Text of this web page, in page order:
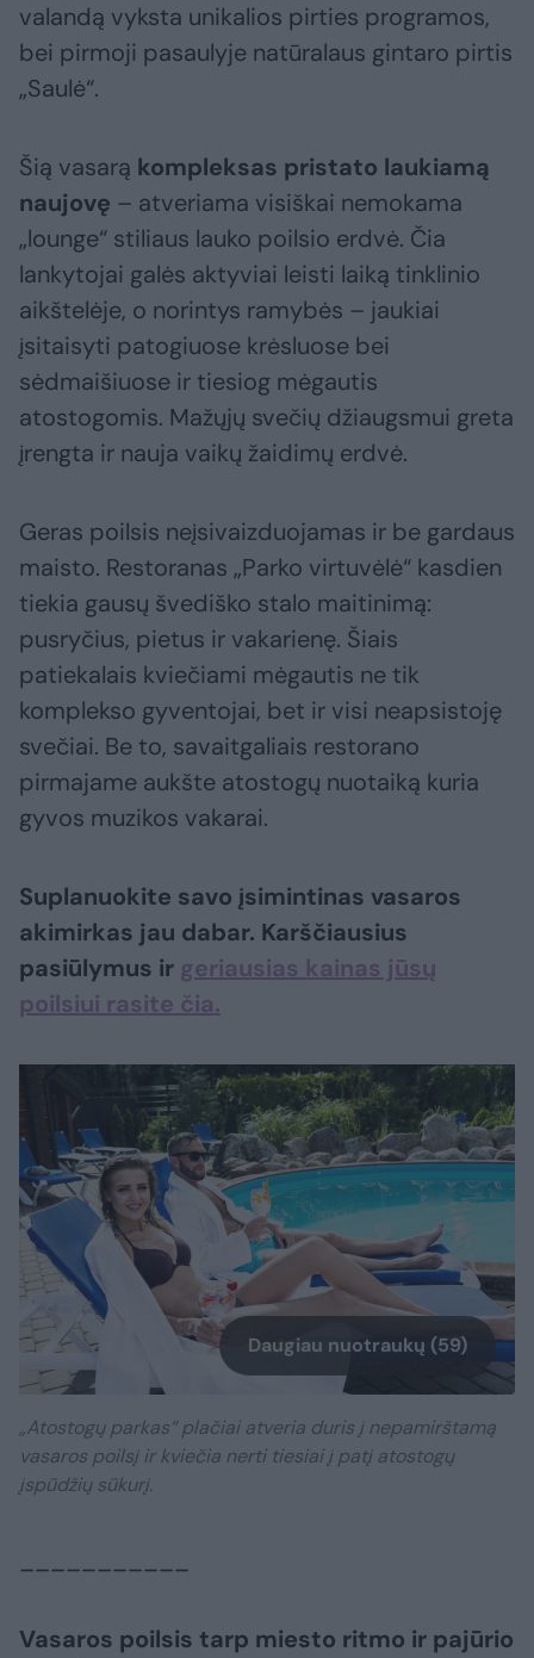
valandą vyksta unikalios pirties programos,
bei pirmoji pasaulyje natūralaus gintaro pirtis
„Saulė“.
Šią vasarą kompleksas pristato laukiamą
naujovę – atveriama visiškai nemokama
„lounge“ stiliaus lauko poilsio erdvė. Čia
lankytojai galės aktyviai leisti laiką tinklinio
aikštelėje, o norintys ramybės – jaukiai
įsitaisyti patogiuose krėsluose bei
sėdmaišiuose ir tiesiog mėgautis
atostogomis. Mažųjų svečių džiaugsmui greta
įrengta ir nauja vaikų žaidimų erdvė.
Geras poilsis neįsivaizduojamas ir be gardaus
maisto. Restoranas „Parko virtuvėlė“ kasdien
tiekia gausų švediško stalo maitinimą:
pusryčius, pietus ir vakarienę. Šiais
patiekalais kviečiami mėgautis ne tik
komplekso gyventojai, bet ir visi neapsistoję
svečiai. Be to, savaitgaliais restorano
pirmajame aukšte atostogų nuotaiką kuria
gyvos muzikos vakarai.
Suplanuokite savo įsimintinas vasaros
akimirkas jau dabar. Karščiausius
pasiūlymus ir geriausias kainas jūsų
poilsiui rasite čia.
Daugiau nuotraukų (59)
„Atostogų parkas“ plačiai atveria duris į nepamirštamą
vasaros poilsį ir kviečia nerti tiesiai į patį atostogų
įspūdžių sūkurį.
Vasaros poilsis tarp miesto ritmo ir pajūrio